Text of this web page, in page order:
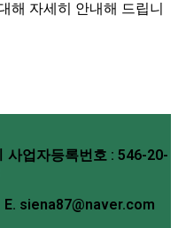
해 자세히 안내해 드립니
사업자등록번호 : 546-20-
E. siena87@naver.com